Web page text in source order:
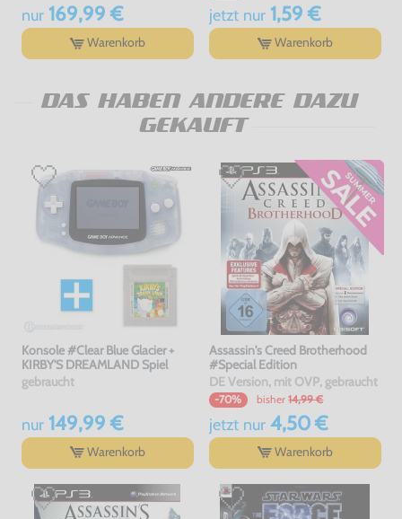
nur169,99 €
Warenkorb
jetzt nur1,59 €
Warenkorb
DAS HABEN ANDERE DAZU
GEKAUFT
Konsole #Clear Blue Glacier +
KIRBY'S DREAMLAND Spiel
gebraucht
nur149,99 €
Warenkorb
Assassin's Creed Brotherhood
#Special Edition
DE Version, mit OVP, gebraucht
-70% bisher 14,99 €
jetzt nur4,50 €
Warenkorb